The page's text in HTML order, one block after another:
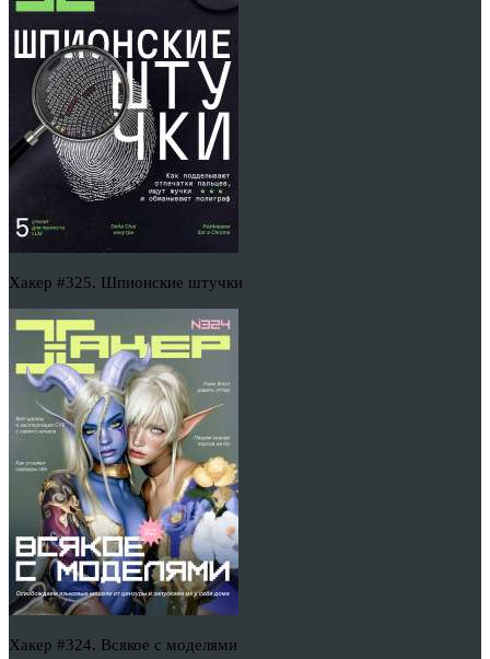
Хакер #325. Шпионские штучки
Хакер #324. Всякое с моделями